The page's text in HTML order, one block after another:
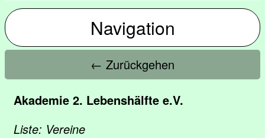
Navigation
← Zurückgehen
Akademie 2. Lebenshälfte e.V.
Liste: Vereine